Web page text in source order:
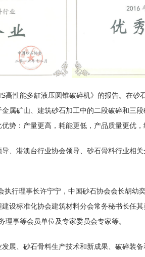
高性能多缸液压圆锥破碎机》的报告。在砂
金属矿山、建筑砂石加工中的二段破碎和三
势：产量更高，耗能更低，产品质量更优，
、港澳台行业协会领导、砂石骨料行业相
行理事长许宁宁，中国砂石协会会长胡幼
设标准化协会建筑材料分会常务秘书长任
事等会员单位及专家委员会专家等。
展、砂石骨料生产技术和新成果、破碎装